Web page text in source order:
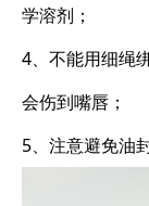
学溶剂；
4、不能用细绳
会伤到嘴唇；
5、注意避免油